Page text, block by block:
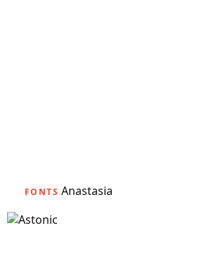
FONTS Anastasia